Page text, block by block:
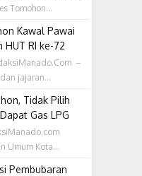
Tomohon...
Kawal Pawai
HUT RI ke-72
–
jajaran...
Tidak Pilih
Gas LPG
Umum Kota...
Pembubaran